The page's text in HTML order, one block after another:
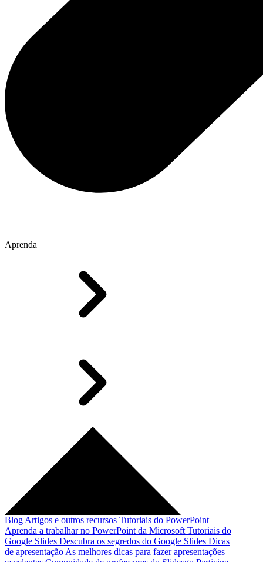
Aprenda
Blog Artigos e outros recursos Tutoriais do PowerPoint
Aprenda a trabalhar no PowerPoint da Microsoft Tutoriais do
Google Slides Descubra os segredos do Google Slides Dicas
de apresentação As melhores dicas para fazer apresentações